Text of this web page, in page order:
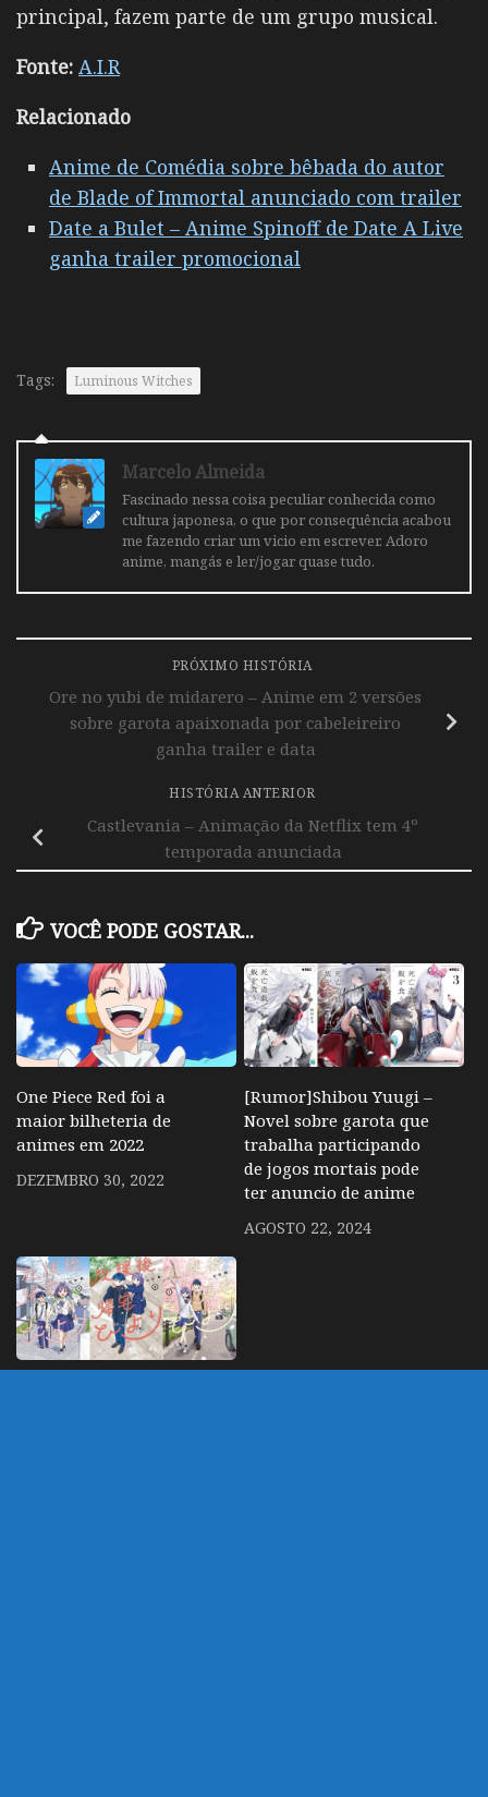
principal, fazem parte de um grupo musical.
Fonte: A.I.R
Relacionado
Anime de Comédia sobre bêbada do autor
de Blade of Immortal anunciado com trailer
Date a Bulet – Anime Spinoff de Date A Live
ganha trailer promocional
Tags: Luminous Witches
Marcelo Almeida
Fascinado nessa coisa peculiar conhecida como
cultura japonesa, o que por consequência acabou
me fazendo criar um vicio em escrever. Adoro
anime, mangás e ler/jogar quase tudo.
PRÓXIMO HISTÓRIA
Ore no yubi de midarero – Anime em 2 versões
sobre garota apaixonada por cabeleireiro
ganha trailer e data
HISTÓRIA ANTERIOR
Castlevania – Animação da Netflix tem 4º
temporada anunciada
VOCÊ PODE GOSTAR...
One Piece Red foi a
maior bilheteria de
animes em 2022
DEZEMBRO 30, 2022
[Rumor]Shibou Yuugi –
Novel sobre garota que
trabalha participando
de jogos mortais pode
ter anuncio de anime
AGOSTO 22, 2024